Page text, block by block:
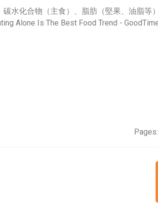
碳水化合物（主食）、脂肪（堅果、油脂等
Pages: